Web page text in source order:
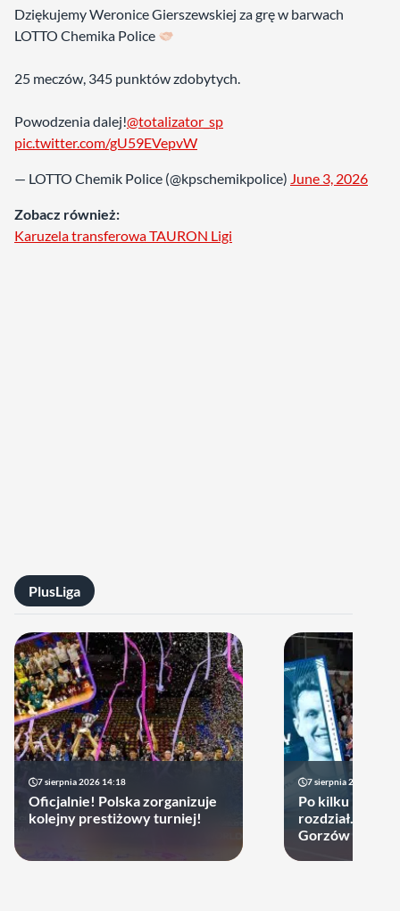
Dziękujemy Weronice Gierszewskiej za grę w barwach
LOTTO Chemika Police
25 meczów, 345 punktów zdobytych.
Powodzenia dalej!@totalizator_sp
pic.twitter.com/gU59EVepvW
— LOTTO Chemik Police (@kpschemikpolice) June 3, 2026
Zobacz również:
Karuzela transferowa TAURON Ligi
PlusLiga
7 sierpnia 2026 14:18
Oficjalnie! Polska zorganizuje
kolejny prestiżowy turniej!
7 sierpnia 2026 13:49
Po kilku latach
rozdział.
Gorzów może